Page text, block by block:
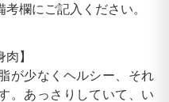
欄にご記入ください。
】
が少なくヘルシー、それ
。あっさりしていて、い